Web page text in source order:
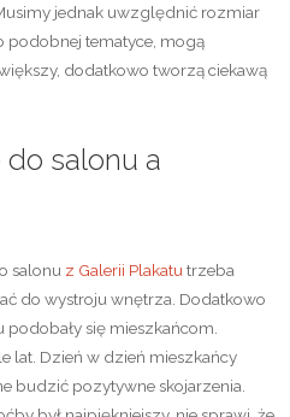
jednak uwzględnić rozmiar
podobnej tematyce, mogą
dodatkowo tworzą ciekawą
do salonu a
salonu z Galerii Plakatu trzeba
do wystroju wnętrza. Dodatkowo
się mieszkańcom.
lat. Dzień w dzień mieszkańcy
budzić pozytywne skojarzenia.